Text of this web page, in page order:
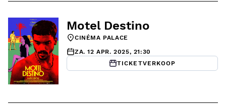
Motel Destino
CINÉMA PALACE
ZA. 12 APR. 2025, 21:30
TICKETVERKOOP